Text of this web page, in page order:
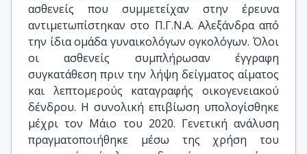
ασθενείς που συμμετείχαν στην έρευνα
αντιμετωπίστηκαν στο Π.Γ.Ν.Α. Αλεξάνδρα από
την ίδια ομάδα γυναικολόγων ογκολόγων. Όλοι
οι ασθενείς συμπλήρωσαν έγγραφη
συγκατάθεση πριν την λήψη δείγματος αίματος
και λεπτομερούς καταγραφής οικογενειακού
δένδρου. Η συνολική επιβίωση υπολογίσθηκε
μέχρι τον Μάιο του 2020. Γενετική ανάλυση
πραγματοποιήθηκε μέσω της χρήση του